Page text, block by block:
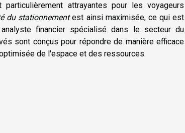
attrayantes pour les voyageurs
du stationnementest ainsi maximisée, ce qui est
financier spécialisé dans le secteur du
sont conçus pour répondre de manière efficace
de l'espace et des ressources.